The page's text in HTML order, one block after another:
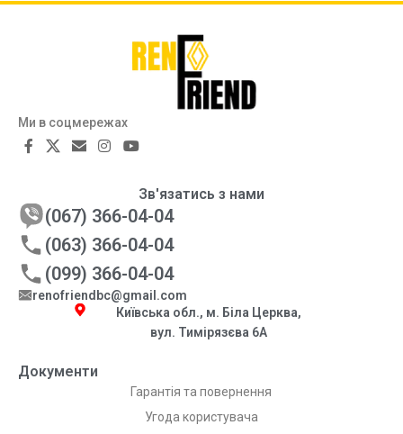
Ми в соцмережах
Документи
Гарантія та повернення
Угода користувача
Зв'язатись з нами
(067) 366-04-04
(063) 366-04-04
(099) 366-04-04
renofriendbc@gmail.com
Київська обл., м. Біла Церква,
вул. Тимірязєва 6А